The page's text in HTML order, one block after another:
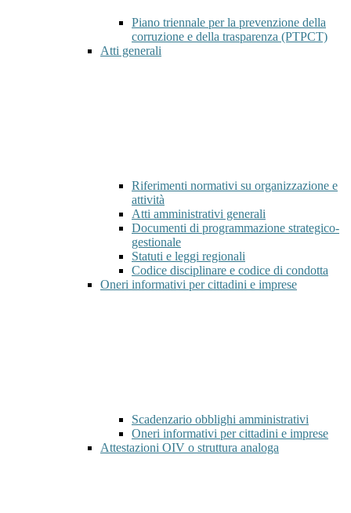
Piano triennale per la prevenzione della
corruzione e della trasparenza (PTPCT)
Atti generali
Riferimenti normativi su organizzazione e
attività
Atti amministrativi generali
Documenti di programmazione strategico-
gestionale
Statuti e leggi regionali
Codice disciplinare e codice di condotta
Oneri informativi per cittadini e imprese
Scadenzario obblighi amministrativi
Oneri informativi per cittadini e imprese
Attestazioni OIV o struttura analoga